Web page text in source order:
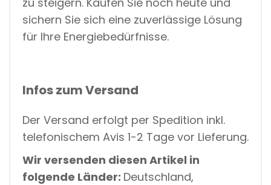
sichern Sie sich eine zuverlässige Lösung
für Ihre Energiebedürfnisse.
Infos zum Versand
Der Versand erfolgt per Spedition inkl.
telefonischem Avis 1-2 Tage vor Lieferung.
Wir versenden diesen Artikel in
folgende Länder: Deutschland,